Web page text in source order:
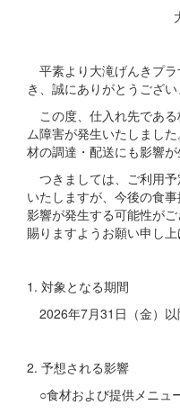
平素より大滝げんきプ
き、誠にありがとうござい
この度、仕入れ先であ
ム障害が発生いたしまし
材の調達・配送にも影響が
つきましては、ご利用
いたしますが、今後の食
影響が発生する可能性が
賜りますようお願い申し上
1. 対象となる期間
2026年7月31日（金）以
2. 予想される影響
○食材および提供メニュ